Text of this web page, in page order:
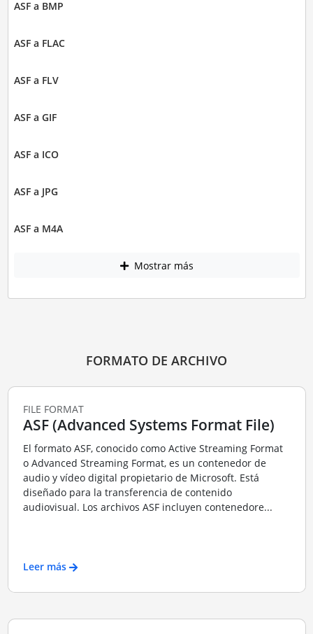
ASF a BMP
ASF a FLAC
ASF a FLV
ASF a GIF
ASF a ICO
ASF a JPG
ASF a M4A
Mostrar más
FORMATO DE ARCHIVO
FILE FORMAT
ASF (Advanced Systems Format File)
El formato ASF, conocido como Active Streaming Format
o Advanced Streaming Format, es un contenedor de
audio y vídeo digital propietario de Microsoft. Está
diseñado para la transferencia de contenido
audiovisual. Los archivos ASF incluyen contenedore...
Leer más